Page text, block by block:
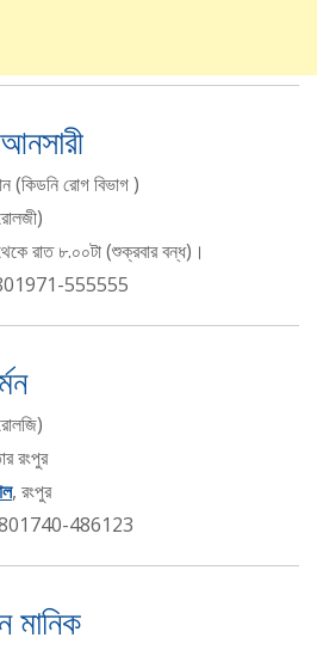
(কিডনি রোগ বিভাগ )
রাত ৮.০০টা (শুক্রবার বন্ধ)।
555555
রংপুর
, রংপুর
486123
মানিক